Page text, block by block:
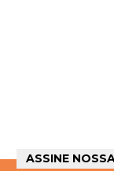
ASSINE